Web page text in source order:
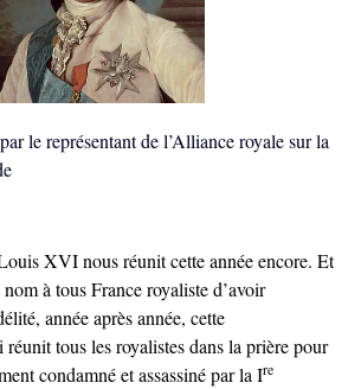
le représentant de l’Alliance royale sur la
XVI nous réunit cette année encore. Et
à tous France royaliste d’avoir
année après année, cette
tous les royalistes dans la prière pour
condamné et assassiné par la Ire